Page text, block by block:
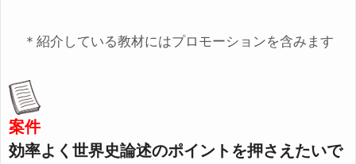
＊紹介している教材にはプロモーションを含みます
案件
効率よく世界史論述のポイントを押さえたいで